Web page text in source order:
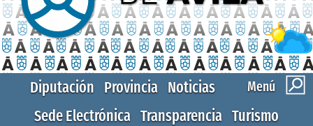
Menú
Diputación Provincia Noticias
Sede Electrónica Transparencia Turismo